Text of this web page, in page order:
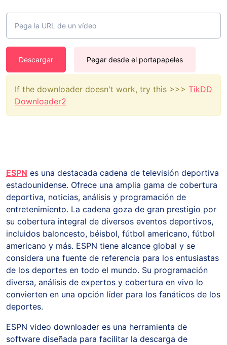
Descargar Pegar desde el portapapeles
If the downloader doesn't work, try this >>> TikDD
Downloader2
ESPN es una destacada cadena de televisión deportiva
estadounidense. Ofrece una amplia gama de cobertura
deportiva, noticias, análisis y programación de
entretenimiento. La cadena goza de gran prestigio por
su cobertura integral de diversos eventos deportivos,
incluidos baloncesto, béisbol, fútbol americano, fútbol
americano y más. ESPN tiene alcance global y se
considera una fuente de referencia para los entusiastas
de los deportes en todo el mundo. Su programación
diversa, análisis de expertos y cobertura en vivo lo
convierten en una opción líder para los fanáticos de los
deportes.
ESPN video downloader es una herramienta de
software diseñada para facilitar la descarga de